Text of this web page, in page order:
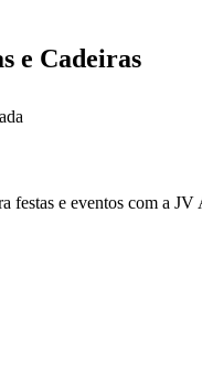
e Cadeiras
festas e eventos com a JV